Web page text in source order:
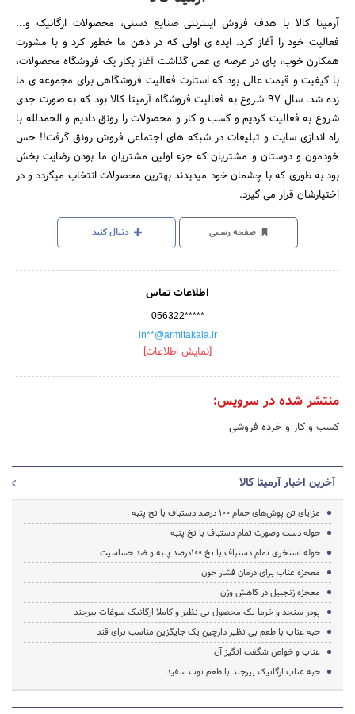
آرمیتا کالا با هدف فروش اینترنتی صنایع دستی، محصولات ارگانیک و...
فعالیت خود را آغاز کرد. ایده ی اولی که در ذهن ما خطور کرد و با مشورت
همکارن خوب، پای در عرصه ی عمل گذاشت آغاز بکار یک فروشگاه محصولات،
با کیفیت و قیمت عالی بود که استارت فعالیت فروشگاهی برای مجموعه ی ما
زده شد. سال 97 شروع به فعالیت فروشگاه آرمیتا کالا بود که به صورت جدی
شروع به فعالیت کردیم و کسب و کار و محصولات را رونق دادیم و الحمدلله با
راه اندازی سایت و تبلیغات در شبکه های اجتماعی فروش رونق گرفت!! حس
خودمون و دوستان و مشتریان که جزء اولین مشتریان ما بودن رضایت بخش
بود به طوری که با چشمان خود میدیدند بهترین محصولات انتخاب میگردد و در
اختیارشان قرار می گیرد.
صفحه رسمی دنبال کنید
اطلاعات تماس
056322*****
in**@armitakala.ir
[نمایش اطلاعات]
منتشر شده در سرویس:
کسب و کار و خرده فروشی
آخرین اخبار آرمیتا کالا
مزایای تن پوش‌های حمام 100 درصد دستباف با نخ پنبه
حوله دست وصورت تمام دستباف با نخ پنبه
حوله استخری تمام دستباف با نخ ۱۰۰درصد پنبه و ضد حساسیت
معجزه عناب برای درمان فشار خون
معجزه زنجبیل در کاهش وزن
پودر سنجد و خرما یک محصول بی نظیر و کاملا ارگانیک سوغات بیرجند
حبه عناب با طعم بی نظیر دارچین یک جایگزین مناسب برای قند
عناب و خواص شگفت انگیز آن
حبه عناب ارگانیک بیرجند با طعم توت سفید